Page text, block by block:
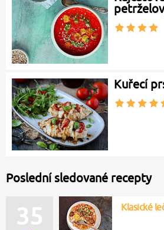
Kuřecí
Poslední sledované recepty
35 Klasické